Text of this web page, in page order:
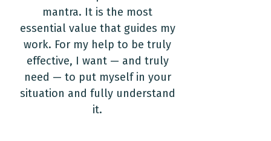
mantra. It is the most
essential value that guides my
work. For my help to be truly
effective, I want — and truly
need — to put myself in your
situation and fully understand
it.